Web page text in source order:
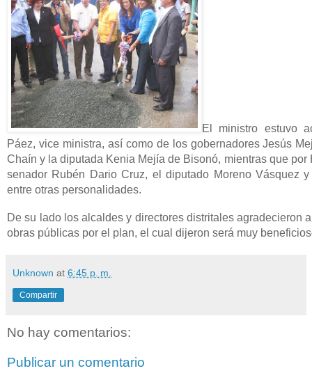
El ministro estuvo
Páez, vice ministra, así como de los gobernadores Jesús
Chaín y la diputada Kenia Mejía de Bisonó, mientras que por
senador Rubén Dario Cruz, el diputado Moreno Vásquez
entre otras personalidades.
De su lado los alcaldes y directores distritales agradecieron
obras públicas por el plan, el cual dijeron será muy
Unknown at 6:45 p. m.
Compartir
No hay comentarios:
Publicar un comentario